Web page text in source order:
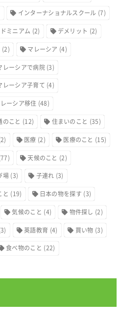
インターナショナルスクール (7)
ミニアム (2) デメリット (2)
(2) マレーシア (4)
レーシアで病院(3)
レーシア子育て (4)
ーシア移住 (48)
のこと (12) 住まいのこと (35)
医療 (2) 医療のこと (15)
天候のこと (2)
場 (3) 子連れ (3)
と (19) 日本の物を探す (3)
気候のこと (4) 物件探し (2)
英語教育 (4) 買い物 (3)
食べ物のこと (22)